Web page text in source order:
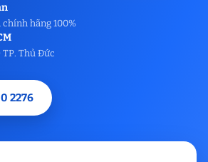
hãng 100%
Thủ Đức
2276